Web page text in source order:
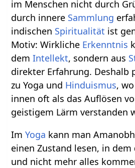
im Menschen nicht durch
durch innere Sammlung
indischen Spiritualität ist
Motiv: Wirkliche Erkenntnis
demIntellekt, sondern aus
direkter Erfahrung. Deshalb
zu Yoga und Hinduismus,
innen oft als das Auflösen
geistigem Lärm verstanden
ImYoga kann man
einen Zustand lesen, in
und nicht mehr alles